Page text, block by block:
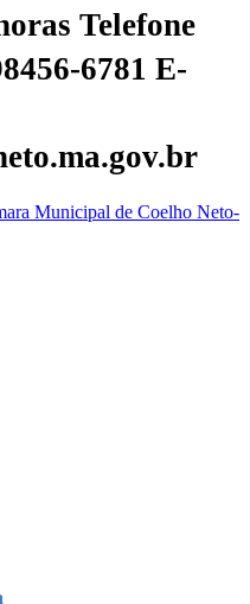
Telefone
6781 E-
Municipal de Coelho Neto-